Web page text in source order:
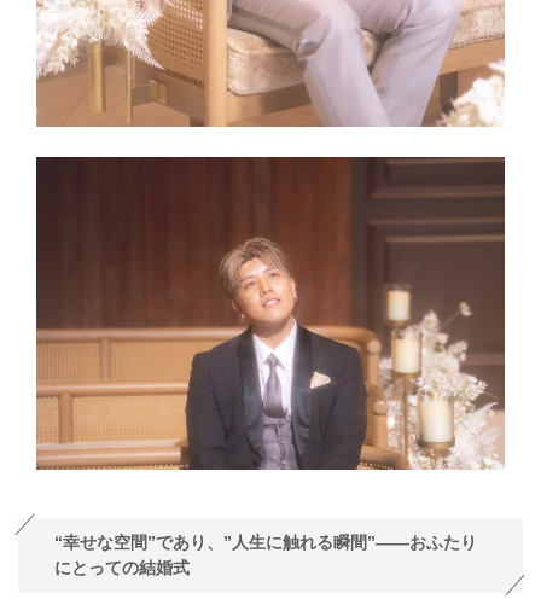
“幸せな空間”であり、”人生に触れる瞬間”——おふたり
にとっての結婚式